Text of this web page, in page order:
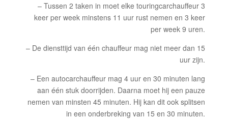
– Tussen 2 taken in moet elke touringcarchauffeur 3
keer per week minstens 11 uur rust nemen en 3 keer
per week 9 uren.
– De diensttijd van één chauffeur mag niet meer dan 15
uur zijn.
– Een autocarchauffeur mag 4 uur en 30 minuten lang
aan één stuk doorrijden. Daarna moet hij een pauze
nemen van minsten 45 minuten. Hij kan dit ook splitsen
in een onderbreking van 15 en 30 minuten.